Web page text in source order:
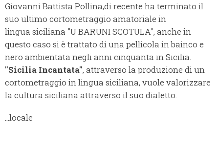
Giovanni Battista Pollina,di recente ha terminato il
suo ultimo cortometraggio amatoriale in
lingua siciliana "U BARUNI SCOTULA", anche in
questo caso si è trattato di una pellicola in bainco e
nero ambientata negli anni cinquanta in Sicilia.
"Sicilia Incantata", attraverso la produzione di un
cortometraggio in lingua siciliana, vuole valorizzare
la cultura siciliana attraverso il suo dialetto.
...locale